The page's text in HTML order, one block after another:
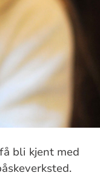
bli kjent med